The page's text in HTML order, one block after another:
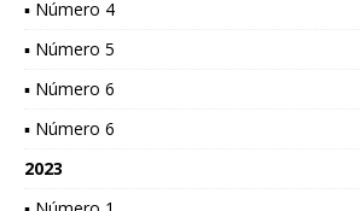
▪ Número 4
▪ Número 5
▪ Número 6
▪ Número 6
2023